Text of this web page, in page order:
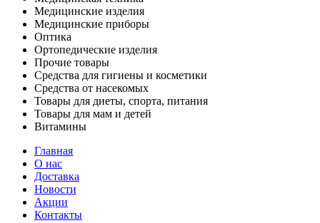
Медицинские изделия
Медицинские приборы
Оптика
Ортопедические изделия
Прочие товары
Средства для гигиены и косметики
Средства от насекомых
Товары для диеты, спорта, питания
Товары для мам и детей
Витамины
Главная
О нас
Доставка
Новости
Акции
Контакты